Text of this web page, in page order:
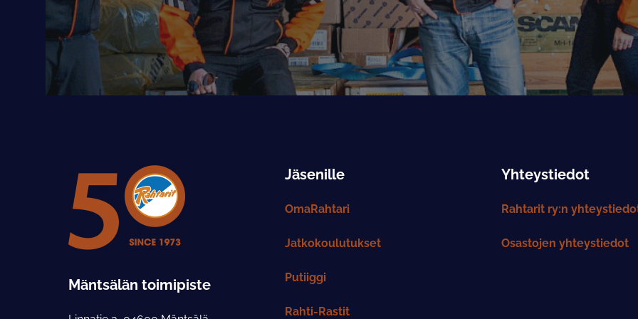
Mäntsälän toimipiste
Jäsenille
OmaRahtari
Jatkokoulutukset
Putiiggi
Rahti-Rastit
Yhteystiedot
Rahtarit ry:n
Osastojen yhteystiedot